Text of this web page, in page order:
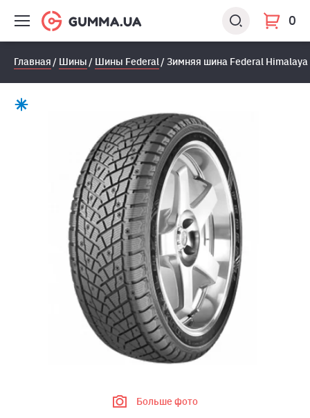
0
Главная Шины Шины Federal Зимняя шина Federal
Больше фото